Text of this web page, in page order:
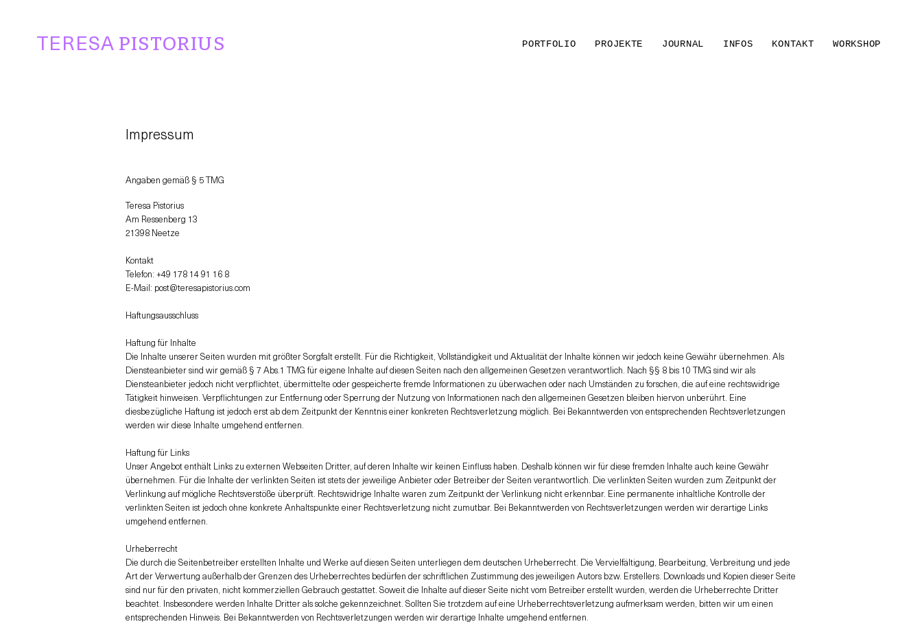
TERESA PISTORIUS PORTFOLIO PROJEKTE JOURNAL INFOS KONTAKT WORKSHOP
Impressum
Angaben gemäß § 5 TMG
Teresa Pistorius
Am Ressenberg 13
21398 Neetze
Kontakt
Telefon: +49 178 14 91 16 8
E-Mail: post@teresapistorius.com
Haftungsausschluss
Haftung für Inhalte
Die Inhalte unserer Seiten wurden mit größter Sorgfalt erstellt. Für die Richtigkeit, Vollständigkeit und Aktualität der Inhalte können wir jedoch keine Gewähr übernehmen. Als
Diensteanbieter sind wir gemäß § 7 Abs.1 TMG für eigene Inhalte auf diesen Seiten nach den allgemeinen Gesetzen verantwortlich. Nach §§ 8 bis 10 TMG sind wir als
Diensteanbieter jedoch nicht verpflichtet, übermittelte oder gespeicherte fremde Informationen zu überwachen oder nach Umständen zu forschen, die auf eine rechtswidrige
Tätigkeit hinweisen. Verpflichtungen zur Entfernung oder Sperrung der Nutzung von Informationen nach den allgemeinen Gesetzen bleiben hiervon unberührt. Eine
diesbezügliche Haftung ist jedoch erst ab dem Zeitpunkt der Kenntnis einer konkreten Rechtsverletzung möglich. Bei Bekanntwerden von entsprechenden Rechtsverletzungen
werden wir diese Inhalte umgehend entfernen.
Haftung für Links
Unser Angebot enthält Links zu externen Webseiten Dritter, auf deren Inhalte wir keinen Einfluss haben. Deshalb können wir für diese fremden Inhalte auch keine Gewähr
übernehmen. Für die Inhalte der verlinkten Seiten ist stets der jeweilige Anbieter oder Betreiber der Seiten verantwortlich. Die verlinkten Seiten wurden zum Zeitpunkt der
Verlinkung auf mögliche Rechtsverstöße überprüft. Rechtswidrige Inhalte waren zum Zeitpunkt der Verlinkung nicht erkennbar. Eine permanente inhaltliche Kontrolle der
verlinkten Seiten ist jedoch ohne konkrete Anhaltspunkte einer Rechtsverletzung nicht zumutbar. Bei Bekanntwerden von Rechtsverletzungen werden wir derartige Links
umgehend entfernen.
Urheberrecht
Die durch die Seitenbetreiber erstellten Inhalte und Werke auf diesen Seiten unterliegen dem deutschen Urheberrecht. Die Vervielfältigung, Bearbeitung, Verbreitung und jede
Art der Verwertung außerhalb der Grenzen des Urheberrechtes bedürfen der schriftlichen Zustimmung des jeweiligen Autors bzw. Erstellers. Downloads und Kopien dieser Seite
sind nur für den privaten, nicht kommerziellen Gebrauch gestattet. Soweit die Inhalte auf dieser Seite nicht vom Betreiber erstellt wurden, werden die Urheberrechte Dritter
beachtet. Insbesondere werden Inhalte Dritter als solche gekennzeichnet. Sollten Sie trotzdem auf eine Urheberrechtsverletzung aufmerksam werden, bitten wir um einen
entsprechenden Hinweis. Bei Bekanntwerden von Rechtsverletzungen werden wir derartige Inhalte umgehend entfernen.